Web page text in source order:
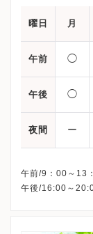
曜日 月
午前 ◯
午後 ◯
夜間 ー
午前/9：00～13
午後/16:00～